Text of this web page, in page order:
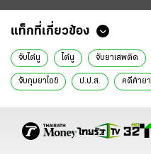
แท็กที่เกี่ยวข้อง
จับไต๋นู ไต๋นู จับยาเสพติด
จับกุมยาไอซ์ ป.ป.ส. คดีค้ายา
ข่าวหน้า1